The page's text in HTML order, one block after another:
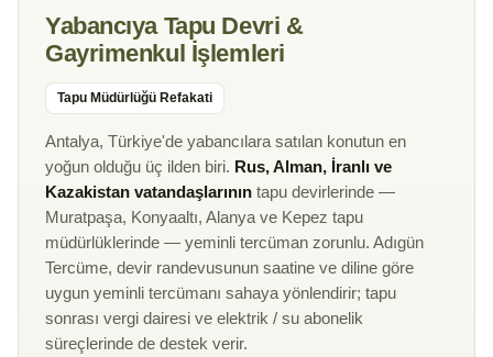
Yabancıya Tapu Devri &
Gayrimenkul İşlemleri
Tapu Müdürlüğü Refakati
Antalya, Türkiye'de yabancılara satılan konutun en
yoğun olduğu üç ilden biri. Rus, Alman, İranlı ve
Kazakistan vatandaşlarının tapu devirlerinde —
Muratpaşa, Konyaaltı, Alanya ve Kepez tapu
müdürlüklerinde — yeminli tercüman zorunlu. Adıgün
Tercüme, devir randevusunun saatine ve diline göre
uygun yeminli tercümanı sahaya yönlendirir; tapu
sonrası vergi dairesi ve elektrik / su abonelik
süreçlerinde de destek verir.